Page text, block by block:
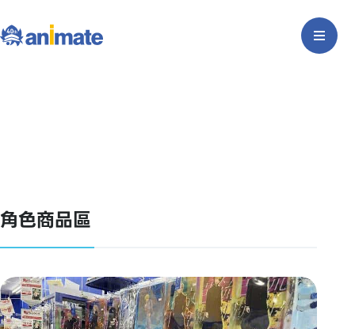
角色商品區